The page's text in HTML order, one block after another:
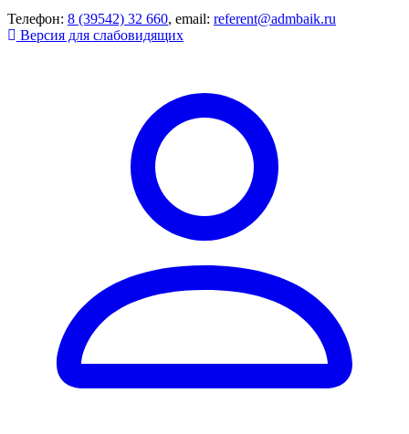
Телефон: 8 (39542) 32 660, email: referent@admbaik.ru
Версия для слабовидящих